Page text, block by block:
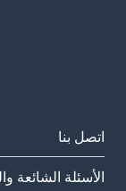
اتصل بنا
الأسئلة الشائعة